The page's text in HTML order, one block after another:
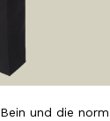
und die